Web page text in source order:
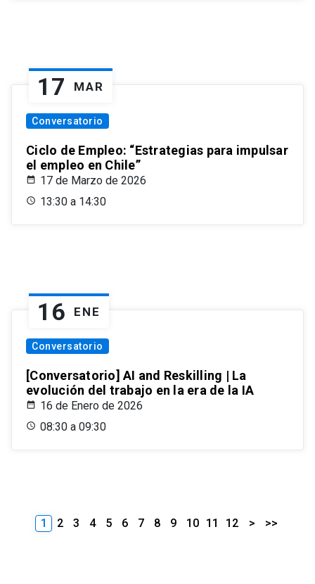
17 MAR
Conversatorio
Ciclo de Empleo: “Estrategias para impulsar
el empleo en Chile”
17 de Marzo de 2026
13:30 a 14:30
16 ENE
Conversatorio
[Conversatorio] AI and Reskilling | La
evolución del trabajo en la era de la IA
16 de Enero de 2026
08:30 a 09:30
1 2 3 4 5 6 7 8 9 10 11 12 > >>